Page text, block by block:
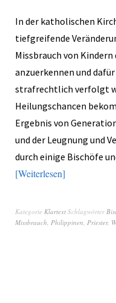
In der katholischen
tiefgreifende
Missbrauch von
anzuerkennen und
strafrechtlich verfolgt
Heilungschancen
Ergebnis von
und der Leugnung und
durch einige Bischöfe
Weiterlesen
Kategorie Klartext Schlagwörter
Missbrauch, Philippinen, Priester,